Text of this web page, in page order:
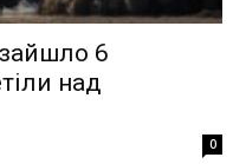
6
над
0